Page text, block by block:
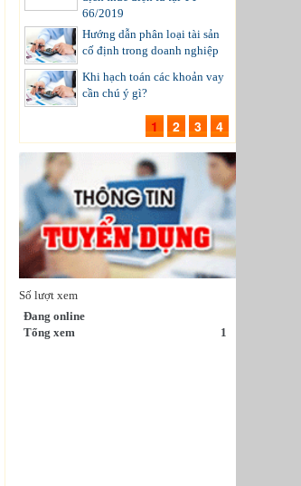
66/2019
Hướng dẫn phân loại tài sản
cố định trong doanh nghiệp
Khi hạch toán các khoản vay
cần chú ý gì?
1 2 3 4
Số lượt xem
Đang online
Tổng xem
1